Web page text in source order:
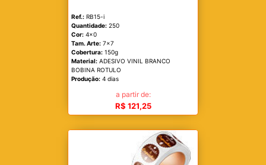
Ref.: RB15-i
Quantidade: 250
Cor: 4x0
Tam. Arte: 7x7
Cobertura: 150g
Material: ADESIVO VINIL BRANCO
BOBINA ROTULO
Produção: 4 dias
a partir de:
R$ 121,25